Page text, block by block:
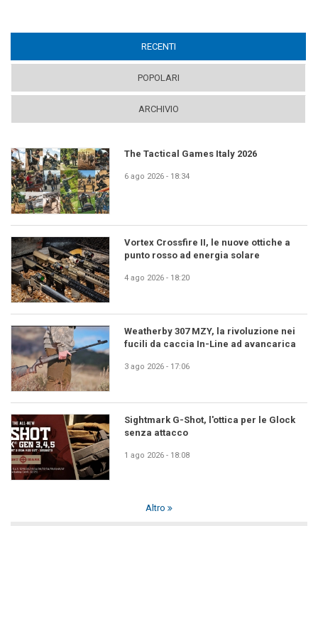
RECENTI
POPOLARI
ARCHIVIO
The Tactical Games Italy 2026
6 ago 2026 - 18:34
Vortex Crossfire II, le nuove ottiche a
punto rosso ad energia solare
4 ago 2026 - 18:20
Weatherby 307 MZY, la rivoluzione nei
fucili da caccia In-Line ad avancarica
3 ago 2026 - 17:06
Sightmark G-Shot, l'ottica per le Glock
senza attacco
1 ago 2026 - 18:08
Altro